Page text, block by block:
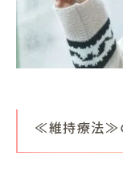
≪維持療法≫